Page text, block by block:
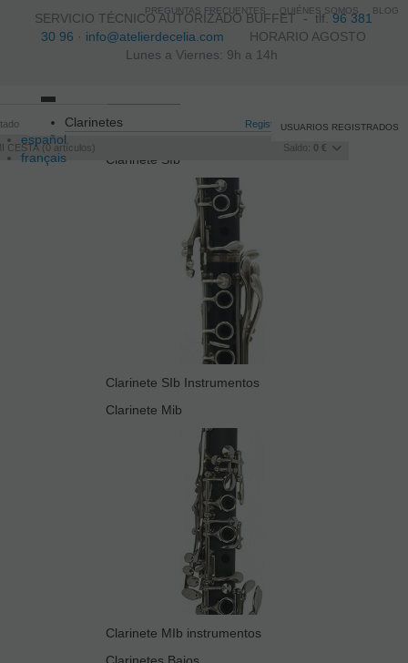
SERVICIO TÉCNICO AUTORIZADO BUFFET -tlf.96 381
30 96 · info@atelierdecelia.com HORARIO AGOSTO
Lunes a Viernes: 9h a 14h
español
français
Registro /Iniciar sesión
CESTA 0 artículos Saldo: 0 €
USUARIOS REGISTRADOS
navigation
Clarinetes
Clarinete SIb
Clarinete SIb Instrumentos
Clarinete Mib
Clarinete MIb instrumentos
Clarinetes Bajos
PREGUNTAS FRECUENTES QUIÉNES SOMOS BLOG